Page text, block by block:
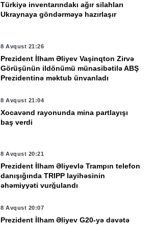
Türkiyə inventarındakı ağır silahları
Ukraynaya göndərməyə hazırlaşır
8 Avqust 21:26
Prezident İlham Əliyev Vaşinqton Zirvə
Görüşünün ildönümü münasibətilə ABŞ
Prezidentinə məktub ünvanladı
8 Avqust 21:04
Xocavənd rayonunda mina partlayışı
baş verdi
8 Avqust 20:21
Prezident İlham Əliyevlə Trampın telefon
danışığında TRIPP layihəsinin
əhəmiyyəti vurğulandı
8 Avqust 20:07
Prezident İlham Əliyev G20-yə dəvətə